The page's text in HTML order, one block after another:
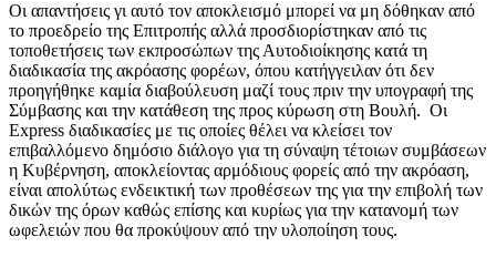
Οι απαντήσεις γι αυτό τον αποκλεισμό μπορεί να μη δόθηκαν από
το προεδρείο της Επιτροπής αλλά προσδιορίστηκαν από τις
τοποθετήσεις των εκπροσώπων της Αυτοδιοίκησης κατά τη
διαδικασία της ακρόασης φορέων, όπου κατήγγειλαν ότι δεν
προηγήθηκε καμία διαβούλευση μαζί τους πριν την υπογραφή της
Σύμβασης και την κατάθεση της προς κύρωση στη Βουλή. Οι
Express διαδικασίες με τις οποίες θέλει να κλείσει τον
επιβαλλόμενο δημόσιο διάλογο για τη σύναψη τέτοιων συμβάσεων
η Κυβέρνηση, αποκλείοντας αρμόδιους φορείς από την ακρόαση,
είναι απολύτως ενδεικτική των προθέσεων της για την επιβολή των
δικών της όρων καθώς επίσης και κυρίως για την κατανομή των
ωφελειών που θα προκύψουν από την υλοποίηση τους.